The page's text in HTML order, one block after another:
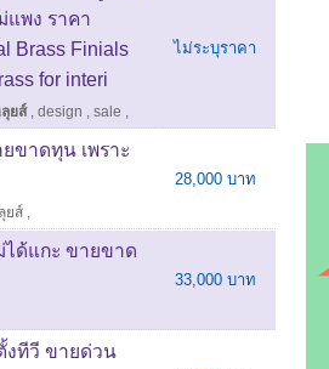
แพง ราคา
Brass Finials
for interi
ยส์, design , sale ,
ไม่ระบุราคา
ขาดทุน เพราะ
ยส์ ,
28,000 บาท
ได้แกะ ขายขาด
33,000 บาท
งทีวี ขายด่วน